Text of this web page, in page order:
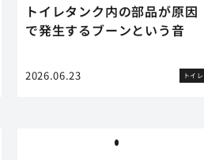
トイレタンク内の部品が原因
で発生するブーンという音
2026.06.23 トイレ